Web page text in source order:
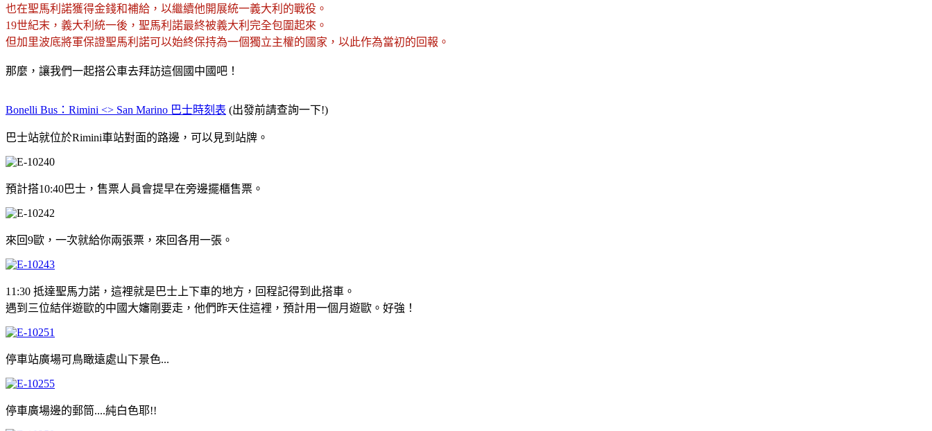
也在聖馬利諾獲得金錢和補給，以繼續他開展統一義大利的戰役。
19世紀末，義大利統一後，聖馬利諾最終被義大利完全包圍起來。
但加里波底將軍保證聖馬利諾可以始終保持為一個獨立主權的國家，以此作為當初的回報。
那麼，讓我們一起搭公車去拜訪這個國中國吧！
Bonelli Bus：Rimini <> San Marino 巴士時刻表 (出發前請查詢一下!)
巴士站就位於Rimini車站對面的路邊，可以見到站牌。
預計搭10:40巴士，售票人員會提早在旁邊擺櫃售票。
來回9歐，一次就給你兩張票，來回各用一張。
11:30 抵達聖馬力諾，這裡就是巴士上下車的地方，回程記得到此搭車。
遇到三位結伴遊歐的中國大嬸剛要走，他們昨天住這裡，預計用一個月遊歐。好強！
停車站廣場可鳥瞰遠處山下景色...
停車廣場邊的郵筒....純白色耶!!